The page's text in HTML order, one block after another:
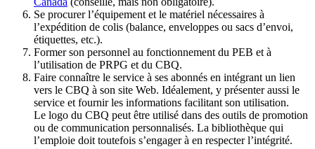
Se procurer l’équipement et le matériel nécessaires à
l’expédition de colis (balance, enveloppes ou sacs d’envoi,
étiquettes, etc.).
Former son personnel au fonctionnement du PEB et à
l’utilisation de PRPG et du CBQ.
Faire connaître le service à ses abonnés en intégrant un lien
vers le CBQ à son site Web. Idéalement, y présenter aussi le
service et fournir les informations facilitant son utilisation.
Le logo du CBQ peut être utilisé dans des outils de promotion
ou de communication personnalisés. La bibliothèque qui
l’emploie doit toutefois s’engager à en respecter l’intégrité.